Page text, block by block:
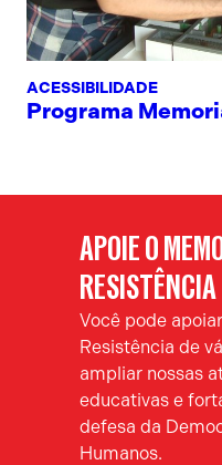
ACESSIBILIDADE
Programa
APOIE O
RESISTÊNCIA
Você pode
Resistência de
ampliar nossas
educativas e
defesa da
Humanos.